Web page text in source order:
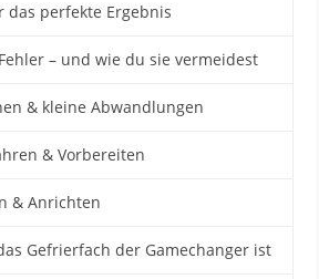
das perfekte Ergebnis
– und wie du sie vermeidest
& kleine Abwandlungen
& Vorbereiten
& Anrichten
Gefrierfach der Gamechanger ist